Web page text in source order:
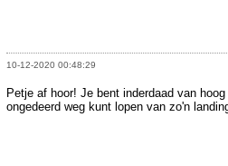
10-12-2020 00:48:29
Petje af hoor! Je bent inderdaad van
ongedeerd weg kunt lopen van zo'n